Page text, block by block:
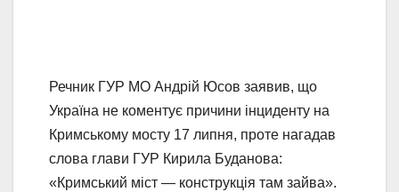
Речник ГУР МО Андрій Юсов заявив, що
Україна не коментує причини інциденту на
Кримському мосту 17 липня, проте нагадав
слова глави ГУР Кирила Буданова:
«Кримський міст — конструкція там зайва».